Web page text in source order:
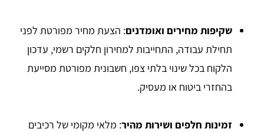
שקיפות מחירים ואומדנים: הצעת מחיר מפורטת לפני
תחילת עבודה, התחייבות למחירון חלקים רשמי, עדכון
הלקוח בכל שינוי בלתי צפו, חשבונית מפורטת מסייעת
בהחזרי ביטוח או מעסיק.
זמינות חלפים ושירות מהיר: מלאי מקומי של רכיבים